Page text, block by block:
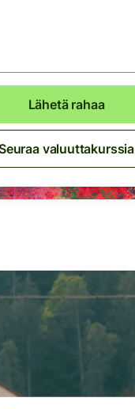
Lähetä rahaa
valuuttakurssia